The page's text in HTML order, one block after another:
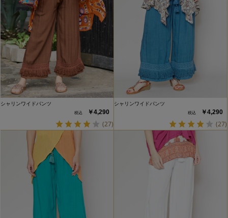
シャリンワイドパンツ
￥4,290
(27)
シャリンワイドパンツ
￥4,290
(27)